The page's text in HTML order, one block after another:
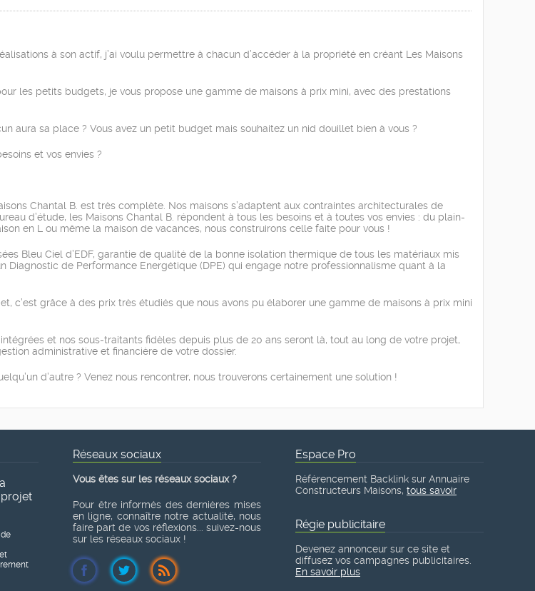
à son actif, j’ai voulu permettre à chacun d’accéder à la propriété en créant Les Maisons
les petits budgets, je vous propose une gamme de maisons à prix mini, avec des prestations
aura sa place ? Vous avez un petit budget mais souhaitez un nid douillet bien à vous ?
et vos envies ?
Chantal B. est très complète. Nos maisons s’adaptent aux contraintes architecturales de
d’étude, les Maisons Chantal B. répondent à tous les besoins et à toutes vos envies : du plain-
en L ou même la maison de vacances, nous construirons celle faite pour vous !
Bleu Ciel d’EDF, garantie de qualité de la bonne isolation thermique de tous les matériaux mis
de Performance Energétique (DPE) qui engage notre professionnalisme quant à la
c’est grâce à des prix très étudiés que nous avons pu élaborer une gamme de maisons à prix mini
et nos sous-traitants fidèles depuis plus de 20 ans seront là, tout au long de votre projet,
administrative et financière de votre dossier.
d’autre ? Venez nous rencontrer, nous trouverons certainement une solution !
Réseaux sociaux
Vous êtes sur les réseaux sociaux ?
Pour être informés des dernières mises
en ligne, connaître notre actualité, nous
faire part de vos réflexions... suivez-nous
sur les réseaux sociaux !
Espace Pro
Référencement Backlink sur Annuaire
Constructeurs Maisons, tous savoir
Régie publicitaire
Devenez annonceur sur ce site et
diffusez vos campagnes publicitaires.
En savoir plus